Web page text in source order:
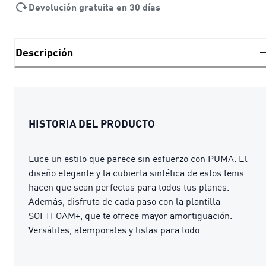
Devolución gratuita en 30 días
Descripción
HISTORIA DEL PRODUCTO
Luce un estilo que parece sin esfuerzo con PUMA. El
diseño elegante y la cubierta sintética de estos tenis
hacen que sean perfectas para todos tus planes.
Además, disfruta de cada paso con la plantilla
SOFTFOAM+, que te ofrece mayor amortiguación.
Versátiles, atemporales y listas para todo.